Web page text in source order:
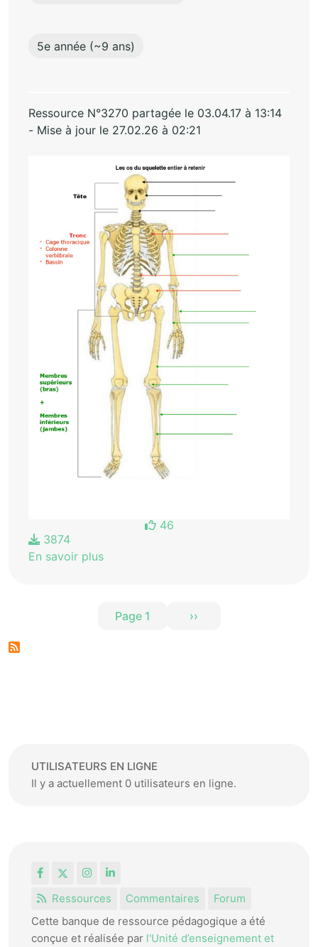
5e année (~9 ans)
Ressource N°3270 partagée le 03.04.17 à 13:14
- Mise à jour le 27.02.26 à 02:21
46
3874
En savoir plus
Page 1 ››
UTILISATEURS EN LIGNE
Il y a actuellement 0 utilisateurs en ligne.
FacebookInstagram
LinkedIn
Ressources
Commentaires
Forum
Cette banque de ressource pédagogique a été
conçue et réalisée par l'Unité d’enseignement et